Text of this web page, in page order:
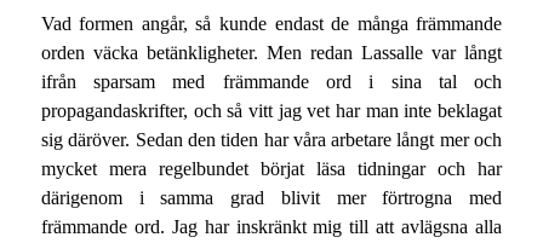
Vad formen angår, så kunde endast de många främmande
orden väcka betänkligheter. Men redan Lassalle var långt
ifrån sparsam med främmande ord i sina tal och
propagandaskrifter, och så vitt jag vet har man inte beklagat
sig däröver. Sedan den tiden har våra arbetare långt mer och
mycket mera regelbundet börjat läsa tidningar och har
därigenom i samma grad blivit mer förtrogna med
främmande ord. Jag har inskränkt mig till att avlägsna alla